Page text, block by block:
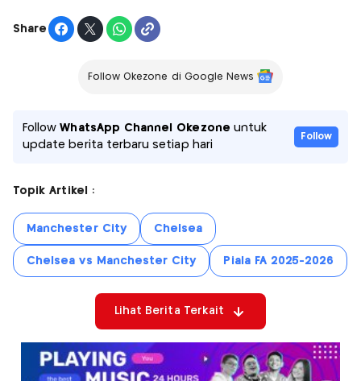
Share
Follow Okezone di Google News
FollowWhatsApp Channel Okezone untuk
update berita terbaru setiap hari
Follow
Topik Artikel :
Manchester City Chelsea
Chelsea vs Manchester City Piala FA 2025-2026
Lihat Berita Terkait